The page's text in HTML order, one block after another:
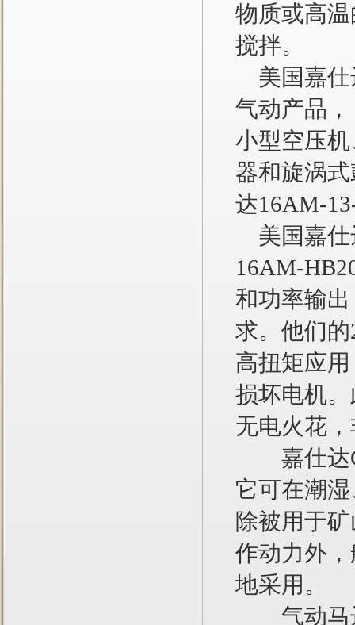
物质或高
搅拌。
美国嘉仕
气动产品
小型空压
器和旋涡
达16AM-
美国嘉仕
16AM-
和功率输
求。他们
高扭矩应
损坏电机
无电火花
嘉仕达
它可在潮
除被用于
作动力外
地采用。
气动马达